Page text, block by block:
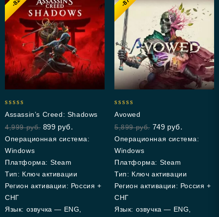
out of 5
Assassin’s Creed: Shadows
4,999руб. 899 руб.
Операционная система:
Windows
Платформа: Steam
Тип: Ключ активации
Регион активации: Россия +
СНГ
Язык: озвучка — ENG,
out of 5
Avowed
5,899руб. 749 руб.
Операционная система:
Windows
Платформа: Steam
Тип: Ключ активации
Регион активации: Россия +
СНГ
Язык: озвучка — ENG,